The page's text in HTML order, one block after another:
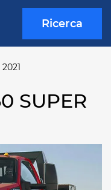
Ricerca
2021
SUPER